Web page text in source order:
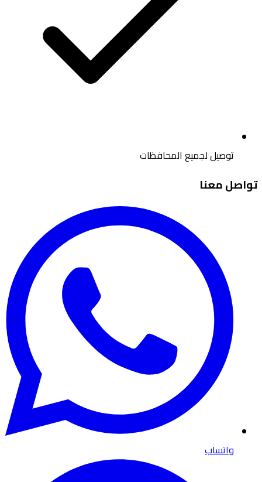
توصيل لجميع المحافظات
تواصل معنا
واتساب